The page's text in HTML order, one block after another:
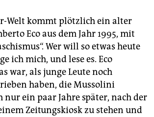
Welt kommt plötzlich ein alter
Eco aus dem Jahr 1995, mit
Wer will so etwas heute
ich mich, und lese es. Eco
war, als junge Leute noch
haben, die Mussolini
ein paar Jahre später, nach der
Zeitungskiosk zu stehen und